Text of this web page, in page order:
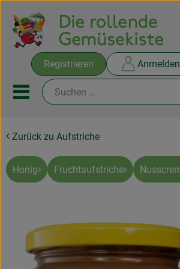
Registrieren Anmelden
Mobiles Menu
Ökokisten
Rezepte
NEUES & ANGEBOTE
Ökokisten
Zurück zu Aufstriche
Honig Fruchtaufstriche